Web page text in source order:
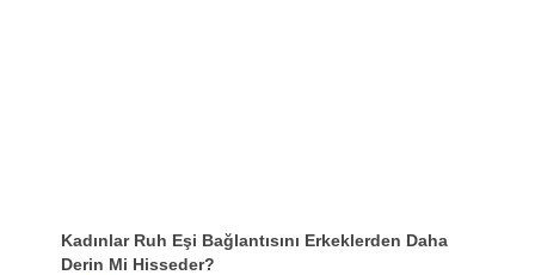
Kadınlar Ruh Eşi Bağlantısını Erkeklerden Daha
Derin Mi Hisseder?